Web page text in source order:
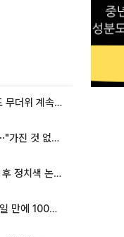
[내일 날씨] 폭염 한풀 꺾여도 무더위 계속⋯동해안 이틀 연속 비
임영웅, 어느덧 데뷔 10주년⋯"가진 것 없던 시절, 내 앞엔 20명의 팬뿐"
김희철, '뒤집힌 태극기' 지적 후 정치색 논란…"좌우 떠나 우리나라 국기"
놀란 감독 '오디세이', 개봉 4일 만에 100만 돌파⋯'왕사남' 보다 빠르다